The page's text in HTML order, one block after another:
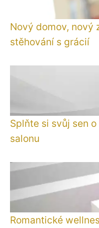
Nový domov, nový
stěhování s grácií
Splňte si svůj sen
salonu
Romantické